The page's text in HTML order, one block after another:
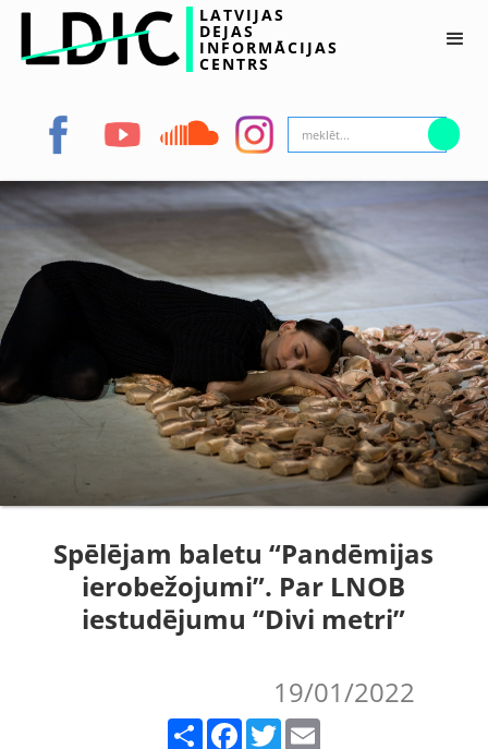
LATVIJAS
DEJAS
INFORMĀCIJAS
CENTRS
Spēlējam baletu “Pandēmijas
ierobežojumi”. Par LNOB
iestudējumu “Divi metri”
19/01/2022
Share Facebook Twitter